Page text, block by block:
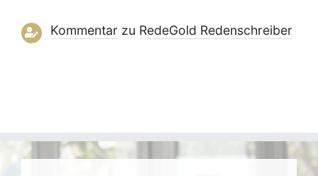
Kommentarzu RedeGold Reden­schreiber